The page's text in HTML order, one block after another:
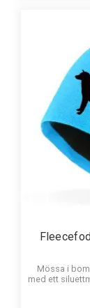
Mössa i
med ett